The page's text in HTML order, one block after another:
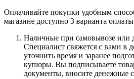
Оплачивайте покупки удобным
магазине доступно 3 варианта
Наличные при самовывозе или
Специалист свяжется с вами в
уточнить время и заранее
купюры. Вы подписываете
документы, вносите денежные